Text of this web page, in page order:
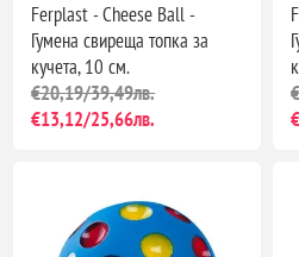
Ferplast - Cheese Ball -
Гумена свиреща топка за
кучета, 10 см.
€20,19/39,49лв.
€13,12/25,66лв.